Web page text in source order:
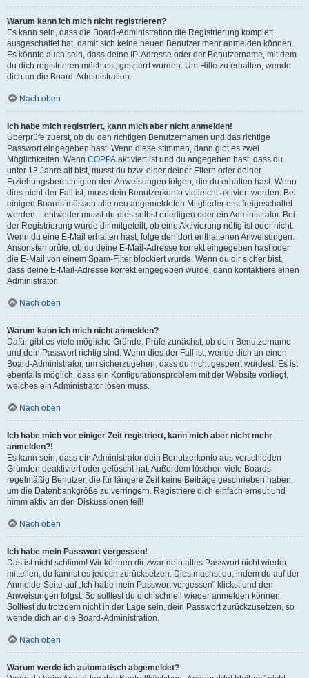
Warum kann ich mich nicht registrieren?
Es kann sein, dass die Board-Administration die Registrierung komplett
ausgeschaltet hat, damit sich keine neuen Benutzer mehr anmelden können.
Es könnte auch sein, dass deine IP-Adresse oder der Benutzername, mit dem
du dich registrieren möchtest, gesperrt wurden. Um Hilfe zu erhalten, wende
dich an die Board-Administration.
Nach oben
Ich habe mich registriert, kann mich aber nicht anmelden!
Überprüfe zuerst, ob du den richtigen Benutzernamen und das richtige
Passwort eingegeben hast. Wenn diese stimmen, dann gibt es zwei
Möglichkeiten. Wenn COPPA aktiviert ist und du angegeben hast, dass du
unter 13 Jahre alt bist, musst du bzw. einer deiner Eltern oder deiner
Erziehungsberechtigten den Anweisungen folgen, die du erhalten hast. Wenn
dies nicht der Fall ist, muss dein Benutzerkonto vielleicht aktiviert werden. Bei
einigen Boards müssen alle neu angemeldeten Mitglieder erst freigeschaltet
werden – entweder musst du dies selbst erledigen oder ein Administrator. Bei
der Registrierung wurde dir mitgeteilt, ob eine Aktivierung nötig ist oder nicht.
Wenn du eine E-Mail erhalten hast, folge den dort enthaltenen Anweisungen.
Ansonsten prüfe, ob du deine E-Mail-Adresse korrekt eingegeben hast oder
die E-Mail von einem Spam-Filter blockiert wurde. Wenn du dir sicher bist,
dass deine E-Mail-Adresse korrekt eingegeben wurde, dann kontaktiere einen
Administrator.
Nach oben
Warum kann ich mich nicht anmelden?
Dafür gibt es viele mögliche Gründe. Prüfe zunächst, ob dein Benutzername
und dein Passwort richtig sind. Wenn dies der Fall ist, wende dich an einen
Board-Administrator, um sicherzugehen, dass du nicht gesperrt wurdest. Es ist
ebenfalls möglich, dass ein Konfigurationsproblem mit der Website vorliegt,
welches ein Administrator lösen muss.
Nach oben
Ich habe mich vor einiger Zeit registriert, kann mich aber nicht mehr
anmelden?!
Es kann sein, dass ein Administrator dein Benutzerkonto aus verschieden
Gründen deaktiviert oder gelöscht hat. Außerdem löschen viele Boards
regelmäßig Benutzer, die für längere Zeit keine Beiträge geschrieben haben,
um die Datenbankgröße zu verringern. Registriere dich einfach erneut und
nimm aktiv an den Diskussionen teil!
Nach oben
Ich habe mein Passwort vergessen!
Das ist nicht schlimm! Wir können dir zwar dein altes Passwort nicht wieder
mitteilen, du kannst es jedoch zurücksetzen. Dies machst du, indem du auf der
Anmelde-Seite auf „Ich habe mein Passwort vergessen“ klickst und den
Anweisungen folgst. So solltest du dich schnell wieder anmelden können.
Solltest du trotzdem nicht in der Lage sein, dein Passwort zurückzusetzen, so
wende dich an die Board-Administration.
Nach oben
Warum werde ich automatisch abgemeldet?